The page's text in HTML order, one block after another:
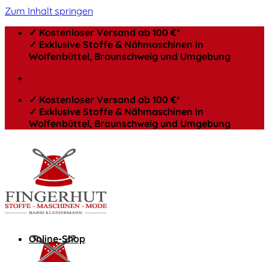
Zum Inhalt springen
✓ Kostenloser Versand ab 100 €*
✓ Exklusive Stoffe & Nähmaschinen in
Wolfenbüttel, Braunschweig und Umgebung
✓ Kostenloser Versand ab 100 €*
✓ Exklusive Stoffe & Nähmaschinen in
Wolfenbüttel, Braunschweig und Umgebung
Online-Shop